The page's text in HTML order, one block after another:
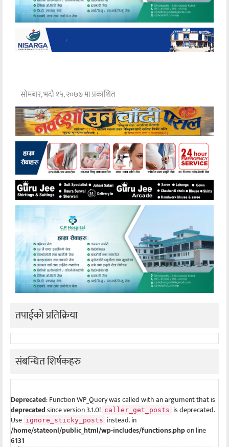
सोमबार, भदौ १५, २०७७ मा प्रकाशित
तपाईको प्रतिक्रिया
संबन्धित शिर्षकहरु
Deprecated: Function WP_Query was called with an argument that is
deprecatedsince version 3.1.0! caller_get_posts is deprecated.
Use ignore_sticky_posts instead. in
/home/stateonl/public_html/wp-includes/functions.phpon line
6131